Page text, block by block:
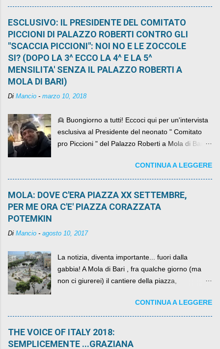
ESCLUSIVO: IL PRESIDENTE DEL COMITATO
PICCIONI DI PALAZZO ROBERTI CONTRO GLI
"SCACCIA PICCIONI": NOI NO E LE ZOCCOLE
SI? (DOPO LA 3^ ECCO LA 4^ E LA 5^
MENSILITA' SENZA IL PALAZZO ROBERTI A
MOLA DI BARI)
Di Mancio - marzo 10, 2018
👱 Buongiorno a tutti! Eccoci qui per un'intervista
esclusiva al Presidente del neonato " Comitato
pro Piccioni " del Palazzo Roberti a Mola di Bari ,
come definirlo... signor?....CONTINUA A LEGGERE
MOLA: DOVE C'ERA PIAZZA XX SETTEMBRE,
PER ME ORA C'E' PIAZZA CORAZZATA
POTEMKIN
Di Mancio - agosto 10, 2017
La notizia, diventa importante... fuori dalla
gabbia! A Mola di Bari , fra qualche giorno (ma
non ci giurerei) il cantiere della piazza,
per un numero esorbitante di mesi, non ci sarà
più. C'era una volta Piazza XX Settembre ,
CONTINUA A LEGGERE
THE VOICE OF ITALY 2018:
SEMPLICEMENTE ...GRAZIANA